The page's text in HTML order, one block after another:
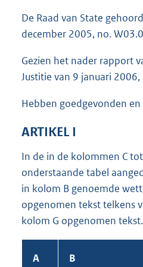
De Raad van State
december 2005, no.
Gezien het nader rapport
Justitie van 9 januari
Hebben goedgevonden en
ARTIKEL I
In de in de kolommen C
onderstaande tabel
in kolom B genoemde
opgenomen tekst telkens
kolom G opgenomen tekst.
A B